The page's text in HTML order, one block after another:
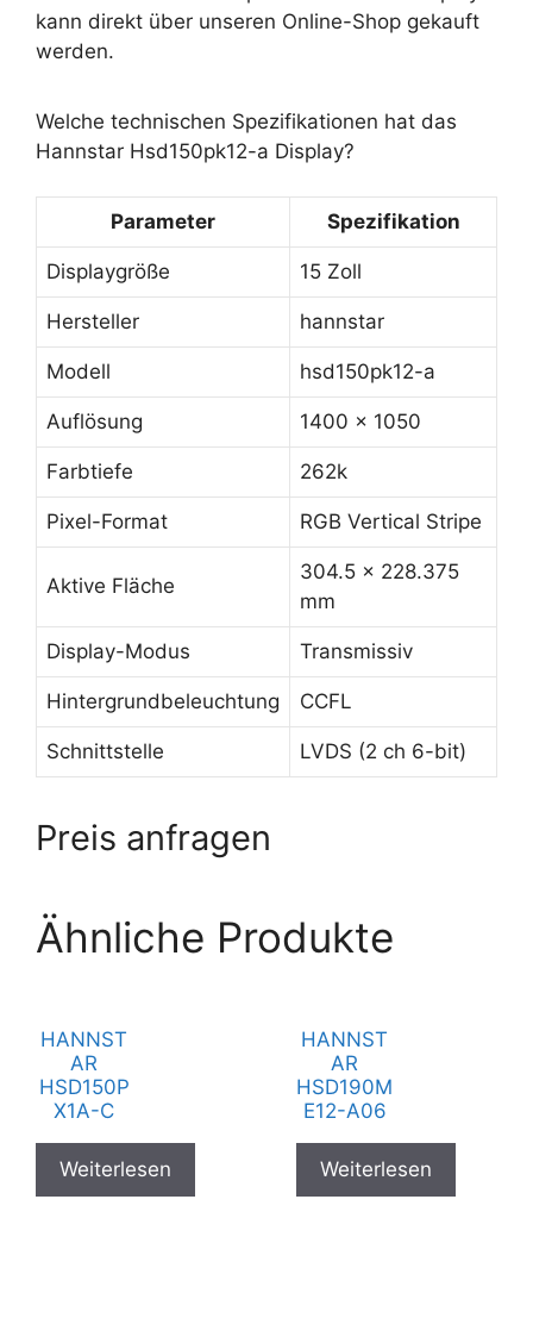
kann direkt über unseren Online-Shop gekauft
werden.
Welche technischen Spezifikationen hat das
Hannstar Hsd150pk12-a Display?
Parameter Spezifikation
Displaygröße 15 Zoll
Hersteller hannstar
Modell hsd150pk12-a
Auflösung 1400 x 1050
Farbtiefe 262k
Pixel-Format RGB Vertical Stripe
Aktive Fläche
304.5 x 228.375
mm
Display-Modus Transmissiv
Hintergrundbeleuchtung CCFL
Schnittstelle LVDS (2 ch 6-bit)
Preis anfragen
Ähnliche Produkte
HANNST
AR
HSD150P
X1A-C
Weiterlesen
HANNST
AR
HSD190M
E12-A06
Weiterlesen